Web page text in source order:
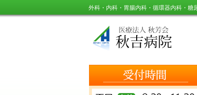
外科・内科・胃腸内科・循環器内科・